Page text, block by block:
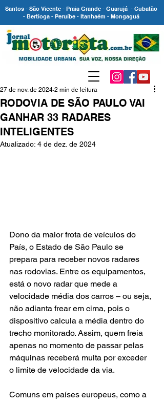
Santos - São Vicente - Praia Grande - Guarujá - Cubatão
- Bertioga - Peruíbe - Itanhaém - Mongaguá
RODOVIA DE SÃO PAULO VAI
GANHAR 33 RADARES
INTELIGENTES
27 de nov. de 2024 2 min de leitura
Atualizado: 4 de dez. de 2024
Dono da maior frota de veículos do
País, o Estado de São Paulo se
prepara para receber novos radares
nas rodovias. Entre os equipamentos,
está o novo radar que mede a
velocidade média dos carros – ou seja,
não adianta frear em cima, pois o
dispositivo calcula a média dentro do
trecho monitorado. Assim, quem freia
apenas no momento de passar pelas
máquinas receberá multa por exceder
o limite de velocidade da via.
Comuns em países europeus, como a